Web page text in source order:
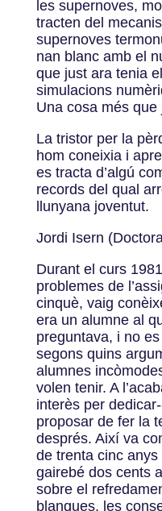
les supernoves,
tracten del
supernoves
nan blanc amb el
que just ara tenia
simulacions
Una cosa més que
La tristor per la
hom coneixia i
es tracta d’algú
records del qual
llunyana joventut.
Jordi Isern
Durant el curs
problemes de
cinquè, vaig
era un alumne al
preguntava, i no
segons quins
alumnes
volen tenir. A
interès per
proposar de fer la
després. Així va
de trenta cinc
gairebé dos cents
sobre el
blanques, les